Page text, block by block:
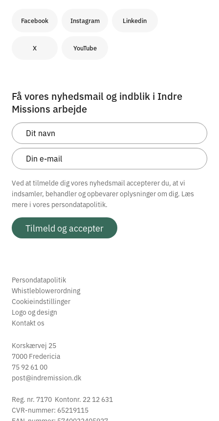
Facebook Instagram Linkedin
X YouTube
Få vores nyhedsmail og indblik i Indre
Missions arbejde
Ved at tilmelde dig vores nyhedsmail accepterer du, at vi
indsamler, behandler og opbevarer oplysninger om dig. Læs
mere i vores persondatapolitik.
Tilmeld og accepter
Persondatapolitik
Whistleblowerordning
Cookieindstillinger
Logo og design
Kontakt os
Korskærvej 25
7000 Fredericia
75 92 61 00
post@indremission.dk
Reg. nr. 7170 Kontonr. 22 12 631
CVR-nummer: 65219115